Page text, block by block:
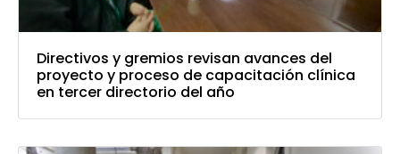
Directivos y gremios revisan avances del
proyecto y proceso de capacitación clínica
en tercer directorio del año